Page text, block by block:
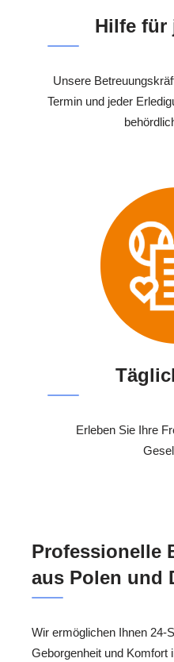
Hilfe für
Unsere
Termin und jeder
Erleben Sie Ihre
Professionelle
aus Polen und
Wir ermöglichen Ihnen 24-
Geborgenheit und Komfort